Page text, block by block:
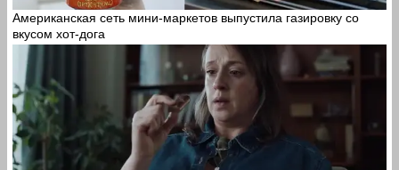
Американская сеть мини-маркетов выпустила газировку со
вкусом хот-дога